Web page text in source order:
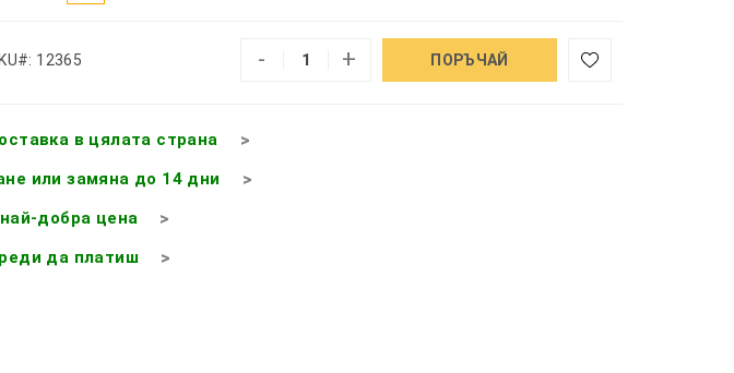
12365 - + ПОРЪЧАЙ
в цялата страна
или замяна до 14 дни
добра цена
да платиш